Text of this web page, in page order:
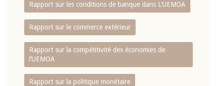
Rapport sur les conditions de banque dans L‘UEMOA
Rapport sur le commerce extérieur
Rapport sur la compétitivité des économies de
l‘UEMOA
Rapport sur la politique monétaire